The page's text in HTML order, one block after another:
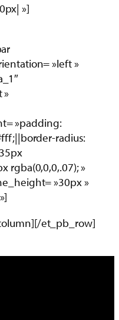
»]
»left »
»
»padding:
radius:
rgba(0,0,0,.07); »
»30px »
et_pb_row]